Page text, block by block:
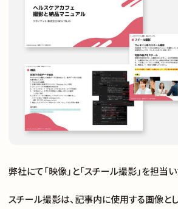
弊社にて「映像」と「スチール撮影」を担当い
スチール撮影は、記事内に使用する画像と